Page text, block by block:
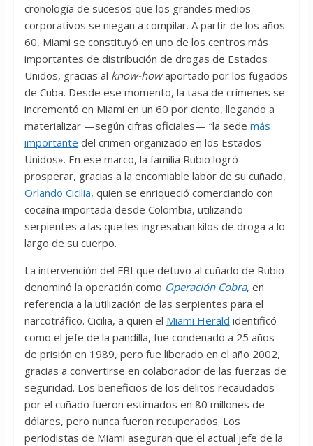
cronología de sucesos que los grandes medios
corporativos se niegan a compilar. A partir de los años
60, Miami se constituyó en uno de los centros más
importantes de distribución de drogas de Estados
Unidos, gracias al know-howaportado por los fugados
de Cuba. Desde ese momento, la tasa de crímenes se
incrementó en Miami en un 60 por ciento, llegando a
materializar —según cifras oficiales— “la sede más
importante del crimen organizado en los Estados
Unidos». En ese marco, la familia Rubio logró
prosperar, gracias a la encomiable labor de su cuñado,
Orlando Cicilia, quien se enriqueció comerciando con
cocaína importada desde Colombia, utilizando
serpientes a las que les ingresaban kilos de droga a lo
largo de su cuerpo.
La intervención del FBI que detuvo al cuñado de Rubio
denominó la operación como Operación Cobra, en
referencia a la utilización de las serpientes para el
narcotráfico. Cicilia, a quien el Miami Herald identificó
como el jefe de la pandilla, fue condenado a 25 años
de prisión en 1989, pero fue liberado en el año 2002,
gracias a convertirse en colaborador de las fuerzas de
seguridad. Los beneficios de los delitos recaudados
por el cuñado fueron estimados en 80 millones de
dólares, pero nunca fueron recuperados. Los
periodistas de Miami aseguran que el actual jefe de la